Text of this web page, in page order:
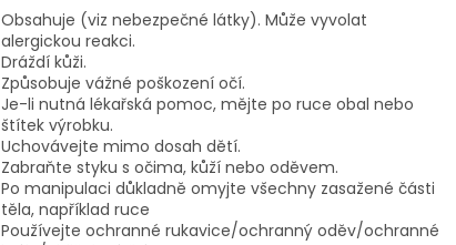
Obsahuje (viz nebezpečné látky). Může vyvolat
alergickou reakci.
Dráždí kůži.
Způsobuje vážné poškození očí.
Je-li nutná lékařská pomoc, mějte po ruce obal nebo
štítek výrobku.
Uchovávejte mimo dosah dětí.
Zabraňte styku s očima, kůží nebo oděvem.
Po manipulaci důkladně omyjte všechny zasažené části
těla, například ruce
Používejte ochranné rukavice/ochranný oděv/ochranné